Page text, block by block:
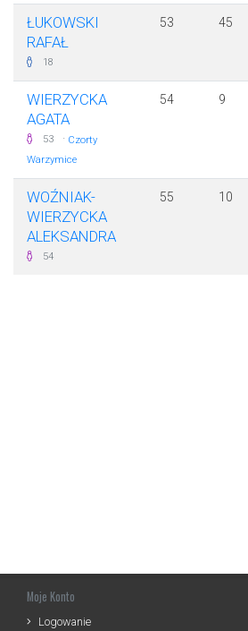
ŁUKOWSKI
RAFAŁ
18
53 45
WIERZYCKA
AGATA
53 · Czorty
Warzymice
54 9
WOŹNIAK-
WIERZYCKA
ALEKSANDRA
54
55 10
Moje Konto
Logowanie